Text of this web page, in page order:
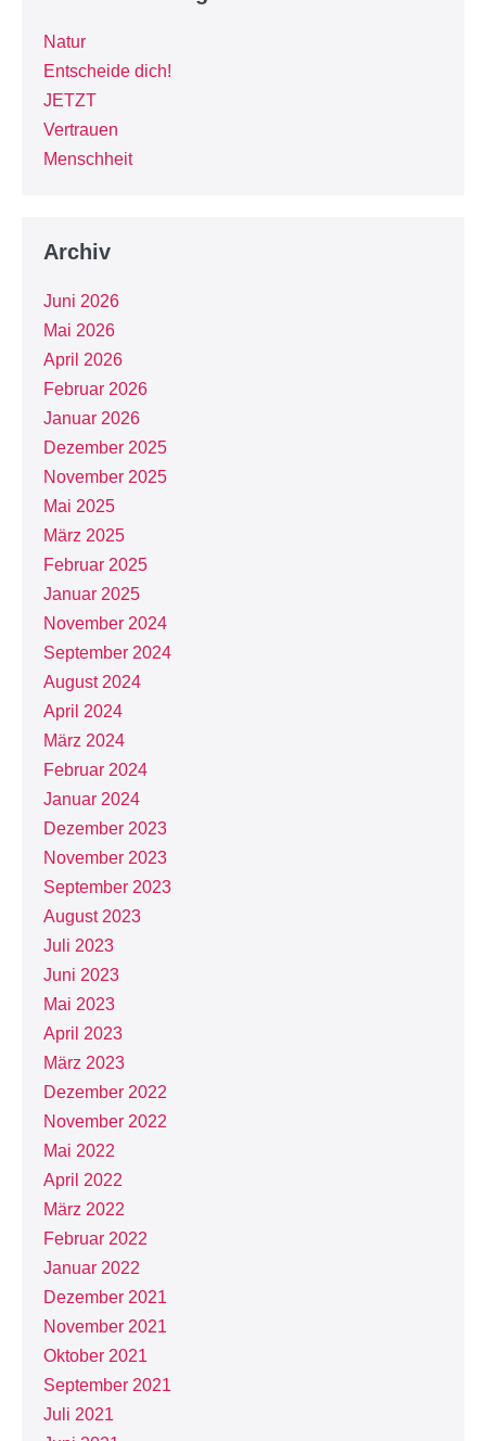
Natur
Entscheide dich!
JETZT
Vertrauen
Menschheit
Archiv
Juni 2026
Mai 2026
April 2026
Februar 2026
Januar 2026
Dezember 2025
November 2025
Mai 2025
März 2025
Februar 2025
Januar 2025
November 2024
September 2024
August 2024
April 2024
März 2024
Februar 2024
Januar 2024
Dezember 2023
November 2023
September 2023
August 2023
Juli 2023
Juni 2023
Mai 2023
April 2023
März 2023
Dezember 2022
November 2022
Mai 2022
April 2022
März 2022
Februar 2022
Januar 2022
Dezember 2021
November 2021
Oktober 2021
September 2021
Juli 2021